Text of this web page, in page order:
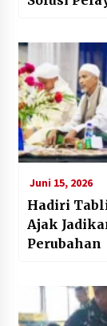
Juni 15, 2026
Hadiri
Ajak
Perubahan